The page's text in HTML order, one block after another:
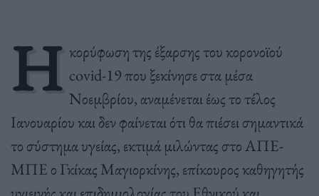
Η κορύφωση της έξαρσης του κορονοϊού
covid-19 που ξεκίνησε στα μέσα
Νοεμβρίου, αναμένεται έως το τέλος
Ιανουαρίου και δεν φαίνεται ότι θα πιέσει σημαντικά
το σύστημα υγείας, εκτιμά μιλώντας στο ΑΠΕ-
ΜΠΕ ο Γκίκας Μαγιορκίνης, επίκουρος καθηγητής